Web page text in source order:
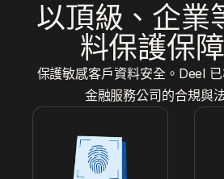
以頂級、企業
料保護保
保護敏感客戶資料安全。Deel
金融服務公司的合規與